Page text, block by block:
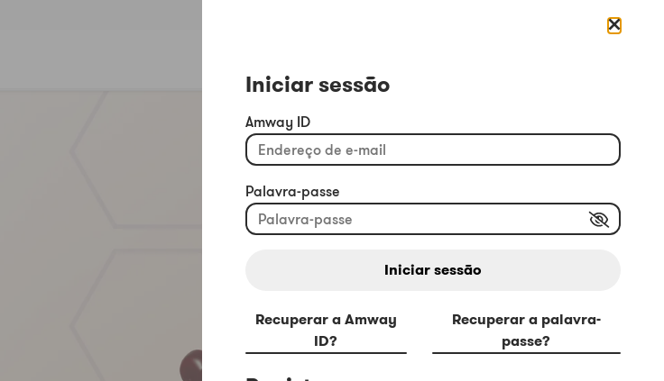
Iniciar sessão
Iniciar sessão
Amway ID
Palavra-passe
Iniciar sessão
Recuperar a Amway
ID?
Recuperar a palavra-
passe?